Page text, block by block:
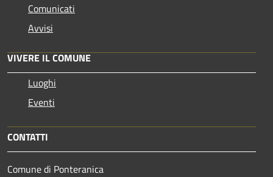
Comunicati
Avvisi
VIVERE IL COMUNE
Luoghi
Eventi
CONTATTI
Comune di Ponteranica